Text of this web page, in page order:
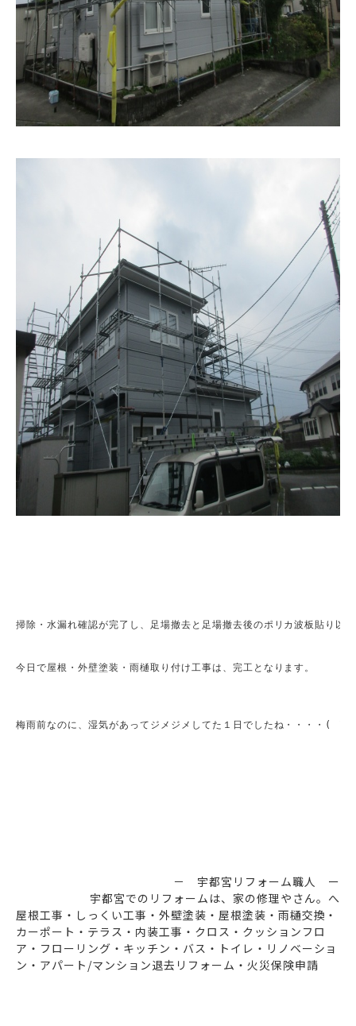
掃除・水漏れ確認が完了し、足場撤去と足場撤去後のポリカ波板貼り以
今日で屋根・外壁塗装・雨樋取り付け工事は、完工となります。
梅雨前なのに、湿気があってジメジメしてた１日でしたね・・・・( ´Д
－ 宇都宮リフォーム職人 ー
宇都宮でのリフォームは、家の修理やさん。へ
屋根工事・しっくい工事・外壁塗装・屋根塗装・雨樋交換・
カーポート・テラス・内装工事・クロス・クッションフロ
ア・フローリング・キッチン・バス・トイレ・リノベーショ
ン・アパート/マンション退去リフォーム・火災保険申請